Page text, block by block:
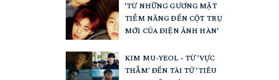
'TỪ NHỮNG GƯƠNG MẶT
TIỀM NĂNG ĐẾN CỘT TRỤ
MỚI CỦA ĐIỆN ẢNH HÀN'
KIM MU-YEOL - TỪ 'VỰC
THẲM' ĐẾN TÀI TỬ 'TIÊU